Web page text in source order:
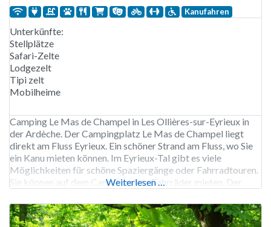
Kanufahren
Unterkünfte:
Stellplätze
Safari-Zelte
Lodgezelt
Tipi zelt
Mobilheime
Camping Le Mas de Champel in Les Ollières-sur-Eyrieux in
der Ardèche. Der Campingplatz Le Mas de Champel liegt
direkt am Fluss Eyrieux. Ein schöner Strand am Fluss, wo Sie
ein Kanu mieten können. Im Eyrieux-Tal gibt es viele
Möglichkeiten für schöne Spaziergänge oder Fahrradtouren.
Sie können auf dem Campingplatz Fahrräder mieten. Der
separaten
Weiterlesen …